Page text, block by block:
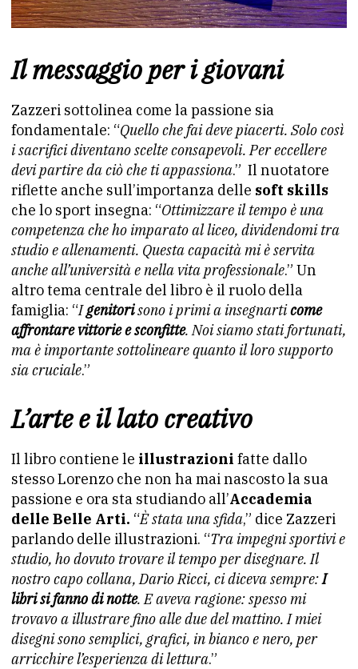
Il messaggio per i giovani
Zazzeri sottolinea come la passione sia
fondamentale: “Quello che fai deve piacerti. Solo così
i sacrifici diventano scelte consapevoli. Per eccellere
devi partire da ciò che ti appassiona.” Il nuotatore
riflette anche sull’importanza delle soft skills
che lo sport insegna: “Ottimizzare il tempo è una
competenza che ho imparato al liceo, dividendomi tra
studio e allenamenti. Questa capacità mi è servita
anche all’università e nella vita professionale.” Un
altro tema centrale del libro è il ruolo della
famiglia: “Igenitorisono i primi a insegnarticome
affrontare vittorie e sconfitte. Noi siamo stati fortunati,
ma è importante sottolineare quanto il loro supporto
sia cruciale.”
L’arte e il lato creativo
Il libro contiene le illustrazioni fatte dallo
stesso Lorenzo che non ha mai nascosto la sua
passione e ora sta studiando all’Accademia
delle Belle Arti. “È stata una sfida,” dice Zazzeri
parlando delle illustrazioni. “Tra impegni sportivi e
studio, ho dovuto trovare il tempo per disegnare. Il
nostro capo collana, Dario Ricci, ci diceva sempre:I
libri si fanno di notte. E aveva ragione: spesso mi
trovavo a illustrare fino alle due del mattino. I miei
disegni sono semplici, grafici, in bianco e nero, per
arricchire l’esperienza di lettura.”